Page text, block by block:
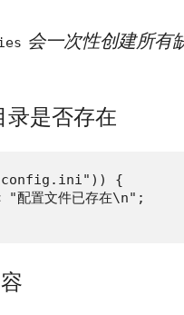
会一次性创建所有
是否存在
{
配置文件已存在\n";